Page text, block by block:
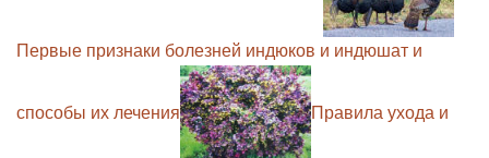
Первые признаки болезней индюков и индюшат и
способы их лечения Правила ухода и